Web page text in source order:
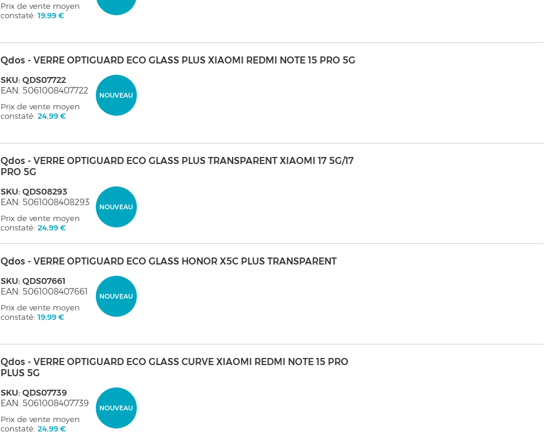
Prix de vente moyen
constaté:19,99 €
Qdos - VERRE OPTIGUARD ECO GLASS PLUS XIAOMI REDMI NOTE 15 PRO 5G
NOUVEAU
SKU: QDS07722
EAN: 5061008407722
Prix de vente moyen
constaté:24,99 €
Qdos - VERRE OPTIGUARD ECO GLASS PLUS TRANSPARENT XIAOMI 17 5G/17
PRO 5G
NOUVEAU
SKU: QDS08293
EAN: 5061008408293
Prix de vente moyen
constaté:24,99 €
Qdos - VERRE OPTIGUARD ECO GLASS HONOR X5C PLUS TRANSPARENT
NOUVEAU
SKU: QDS07661
EAN: 5061008407661
Prix de vente moyen
constaté:19,99 €
Qdos - VERRE OPTIGUARD ECO GLASS CURVE XIAOMI REDMI NOTE 15 PRO
PLUS 5G
NOUVEAU
SKU: QDS07739
EAN: 5061008407739
Prix de vente moyen
constaté:24,99 €